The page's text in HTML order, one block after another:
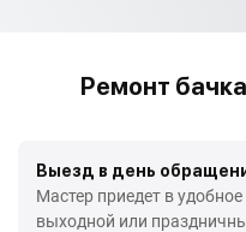
Ремонт
Выезд в день
Мастер приедет в
выходной или